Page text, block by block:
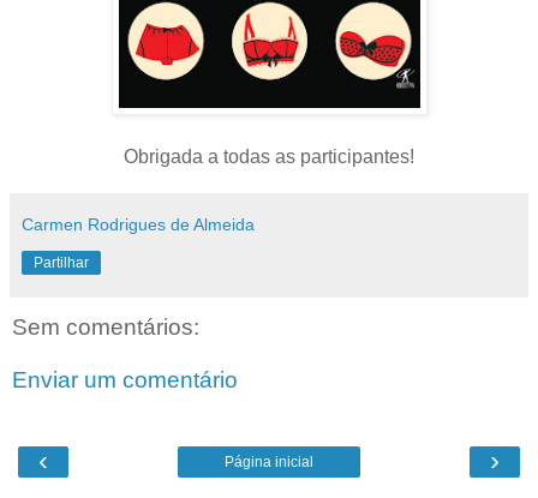
Obrigada a todas as participantes!
Carmen Rodrigues de Almeida
Partilhar
Sem comentários:
Enviar um comentário
‹ ›
Página inicial